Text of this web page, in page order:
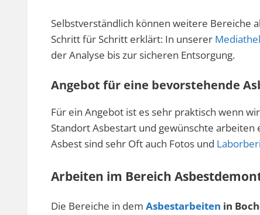
Selbstverständlich können weitere Bereiche
Schritt für Schritt erklärt: In unserer
der Analyse bis zur sicheren Entsorgung.
Angebot für eine bevorstehende
Für ein Angebot ist es sehr praktisch wenn wir
Standort Asbestart und gewünschte
Asbest sind sehr Oft auch Fotos und
Arbeiten im Bereich
Die Bereiche in dem Asbestarbeiten in